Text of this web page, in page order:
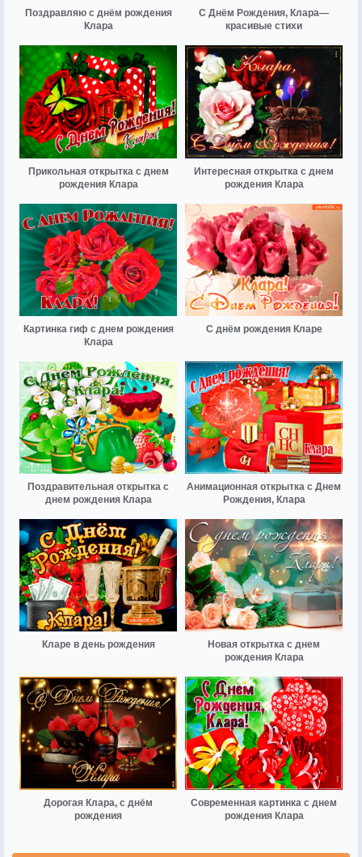
Поздравляю с днём рождения
Клара
С Днём Рождения, Клара—
красивые стихи
Прикольная открытка с днем
рождения Клара
Интересная открытка с днем
рождения Клара
Картинка гиф с днем рождения
Клара
С днём рождения Кларе
Поздравительная открытка с
днем рождения Клара
Анимационная открытка с Днем
Рождения, Клара
Кларе в день рождения
Новая открытка с днем
рождения Клара
Дорогая Клара, с днём
рождения
Современная картинка с днем
рождения Клара